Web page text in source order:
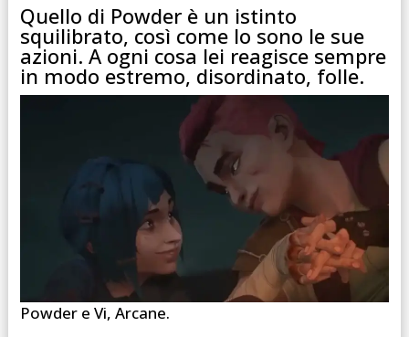
Quello di Powder è un istinto
squilibrato, così come lo sono le sue
azioni. A ogni cosa lei reagisce sempre
in modo estremo, disordinato, folle.
Powder e Vi, Arcane.